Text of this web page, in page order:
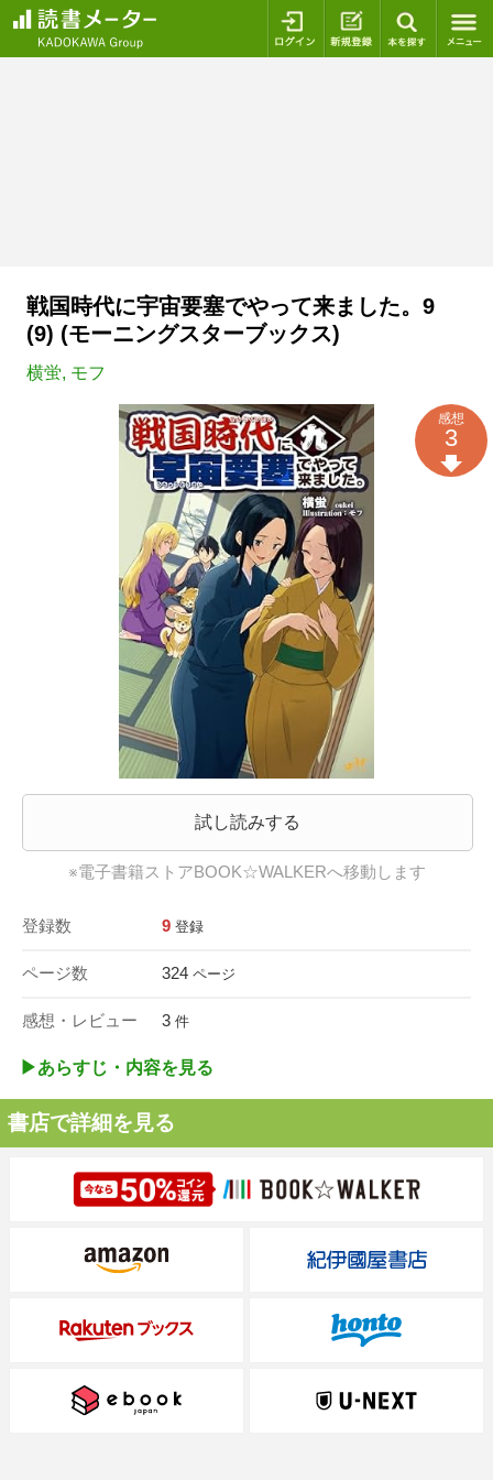
ログイン 新規登録
戦国時代に宇宙要塞でやって来ました。9
(9) (モーニングスターブックス)
横蛍, モフ
試し読みする
※電子書籍ストアBOOK☆WALKERへ移動します
登録数 9 登録
ページ数 324 ページ
感想・レビュー 3 件
感想
3
▶︎あらすじ・内容を見る
書店で詳細を見る